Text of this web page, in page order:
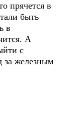
прячется в
быть
в
А
с
за железным